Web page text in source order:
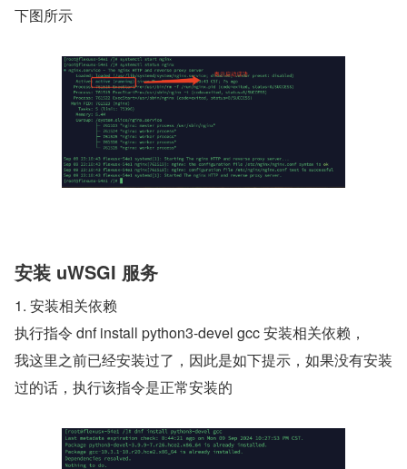
下图所示
安装 uWSGI 服务
1. 安装相关依赖
执行指令 dnf install python3-devel gcc 安装相关依赖，
我这里之前已经安装过了，因此是如下提示，如果没有安装
过的话，执行该指令是正常安装的